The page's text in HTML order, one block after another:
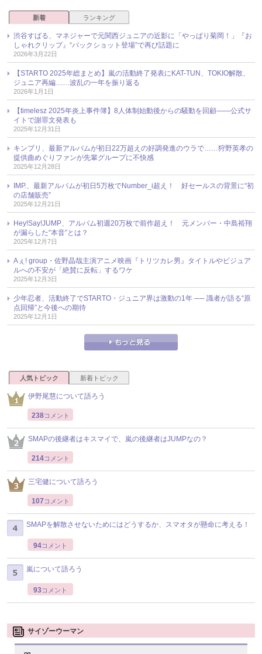
新着 ランキング
渋谷すばる、マネジャーで元関西ジュニアの近影に「やっぱり菊岡！」『お
しゃれクリップ』“バックショット登場”で再び話題に
2026年3月22日
【STARTO 2025年総まとめ】嵐の活動終了発表にKAT-TUN、TOKIO解散、
ジュニア再編……波乱の一年を振り返る
2026年1月1日
【timelesz 2025年炎上事件簿】8人体制始動後からの騒動を回顧――公式サ
イトで謝罪文発表も
2025年12月31日
キンプリ、最新アルバムが初日22万超えの好調発進のウラで……狩野英孝の
提供曲めぐりファンが先輩グループに不快感
2025年12月28日
IMP.、最新アルバムが初日5万枚でNumber_i超え！ 好セールスの背景に“初
の店舗販売”
2025年12月21日
Hey!Say!JUMP、アルバム初週20万枚で前作超え！ 元メンバー・中島裕翔
が漏らした“本音”とは？
2025年12月7日
Aぇ! group・佐野晶哉主演アニメ映画『トリツカレ男』タイトルやビジュア
ルへの不安が「絶賛に反転」するワケ
2025年12月3日
少年忍者、活動終了でSTARTO・ジュニア界は激動の1年 ── 識者が語る“原
点回帰”と今後への期待
2025年12月1日
人気トピック 新着トピック
伊野尾慧について語ろう
238コメント
SMAPの後継者はキスマイで、嵐の後継者はJUMPなの？
214コメント
三宅健について語ろう
107 コメント
SMAPを解散させないためにはどうするか、スマオタが懸命に考える！
94コメント
嵐について語ろう
93コメント
サイゾーウーマン